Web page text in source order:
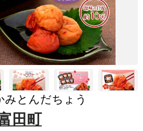
とんだちょう
田町